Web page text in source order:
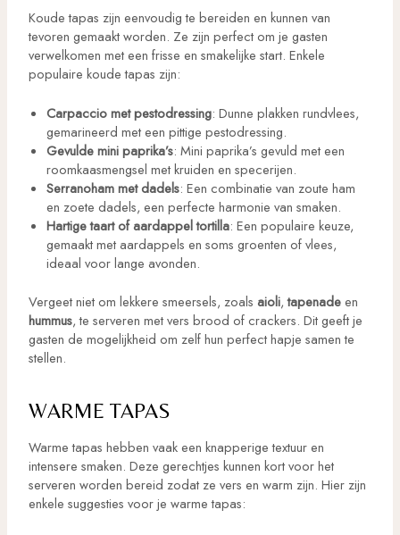
Koude tapas zijn eenvoudig te bereiden en kunnen van
tevoren gemaakt worden. Ze zijn perfect om je gasten
verwelkomen met een frisse en smakelijke start. Enkele
populaire koude tapas zijn:
Carpaccio met pestodressing: Dunne plakken rundvlees,
gemarineerd met een pittige pestodressing.
Gevulde mini paprika’s: Mini paprika’s gevuld met een
roomkaasmengsel met kruiden en specerijen.
Serranoham met dadels: Een combinatie van zoute ham
en zoete dadels, een perfecte harmonie van smaken.
Hartige taart of aardappel tortilla: Een populaire keuze,
gemaakt met aardappels en soms groenten of vlees,
ideaal voor lange avonden.
Vergeet niet om lekkere smeersels, zoals aioli,tapenadeen
hummus, te serveren met vers brood of crackers. Dit geeft je
gasten de mogelijkheid om zelf hun perfect hapje samen te
stellen.
WARME TAPAS
Warme tapas hebben vaak een knapperige textuur en
intensere smaken. Deze gerechtjes kunnen kort voor het
serveren worden bereid zodat ze vers en warm zijn. Hier zijn
enkele suggesties voor je warme tapas: